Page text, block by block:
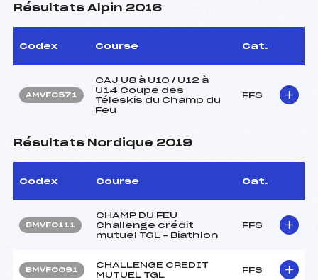
Résultats Alpin 2016
Codex Course Cat.
AMVF0571
CAJ U8 à U10 / U12 à
U14 Coupe des
Téleskis du Champ du
Feu
FFS
Résultats Nordique 2019
Codex Course Cat.
BMVF0111
CHAMP DU FEU
Challenge crédit
mutuel TGL – Biathlon
FFS
BMVF0091
CHALLENGE CREDIT
MUTUEL TGL
FFS